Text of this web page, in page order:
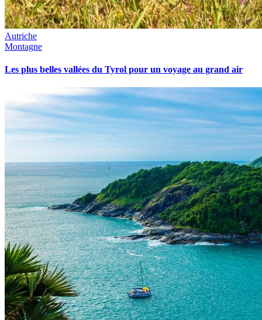
Autriche
Montagne
Les plus belles vallées du Tyrol pour un voyage au grand air